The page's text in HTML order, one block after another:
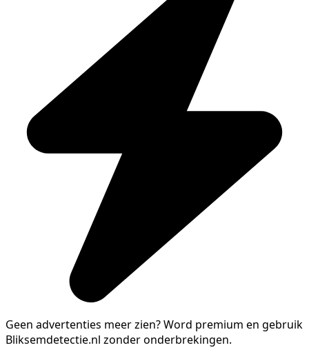
Geen advertenties meer zien?Word premium en gebruik
Bliksemdetectie.nl zonder onderbrekingen.